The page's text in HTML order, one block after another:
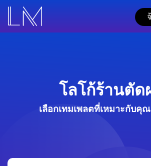
โลโก้ร้านตัด
เลือกเทมเพลตที่เหมาะกับคุ